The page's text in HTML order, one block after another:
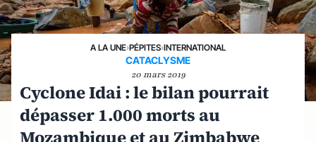
A LA UNE›PÉPITES›INTERNATIONAL
CATACLYSME
20 mars 2019
Cyclone Idai : le bilan pourrait
dépasser 1.000 morts au